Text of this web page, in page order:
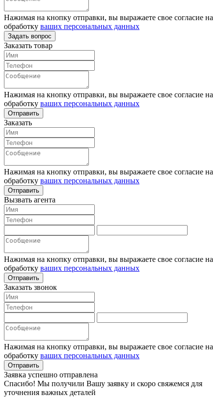
Нажимая на кнопку отправки, вы выражаете свое согласие на
обработку ваших персональных данных
Задать вопрос
Заказать товар
Нажимая на кнопку отправки, вы выражаете свое согласие на
обработку ваших персональных данных
Отправить
Заказать
Нажимая на кнопку отправки, вы выражаете свое согласие на
обработку ваших персональных данных
Отправить
Вызвать агента
Нажимая на кнопку отправки, вы выражаете свое согласие на
обработку ваших персональных данных
Отправить
Заказать звонок
Нажимая на кнопку отправки, вы выражаете свое согласие на
обработку ваших персональных данных
Отправить
Заявка успешно отправлена
Спасибо! Мы получили Вашу заявку и скоро свяжемся для
уточнения важных деталей